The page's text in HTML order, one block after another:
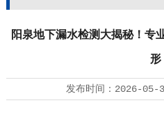
阳泉地下漏水检测大揭秘！专
形
发布时间： 2026-05-